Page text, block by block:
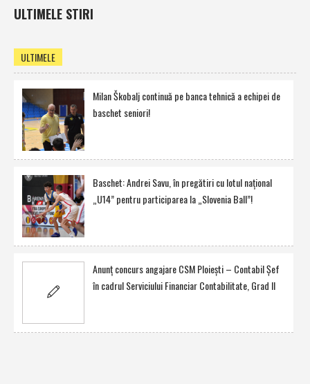
ULTIMELE STIRI
ULTIMELE
Milan Škobalj continuă pe banca tehnică a echipei de
baschet seniori!
Baschet: Andrei Savu, în pregătiri cu lotul naţional
„U14” pentru participarea la „Slovenia Ball”!
Anunţ concurs angajare CSM Ploieşti – Contabil Şef
în cadrul Serviciului Financiar Contabilitate, Grad II